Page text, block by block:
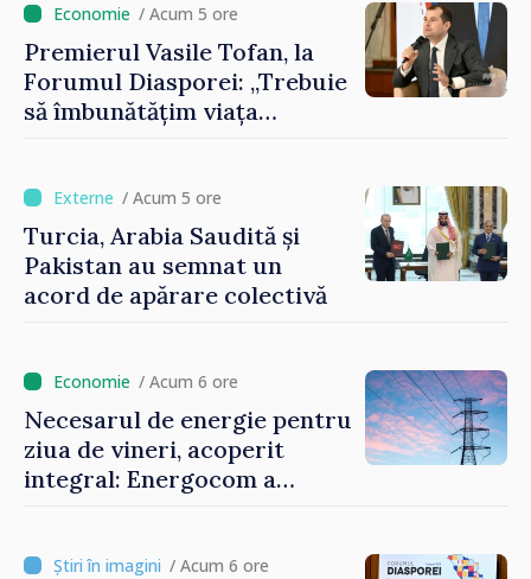
imaginii Republicii Moldova”
/ Acum 5 ore
Premierul Vasile Tofan, la
Forumul Diasporei: „Trebuie
să îmbunătățim viața
/ Acum 5 ore
Turcia, Arabia Saudită și
Pakistan au semnat un
acord de apărare colectivă
/ Acum 6 ore
Necesarul de energie pentru
ziua de vineri, acoperit
integral: Energocom a
/ Acum 6 ore